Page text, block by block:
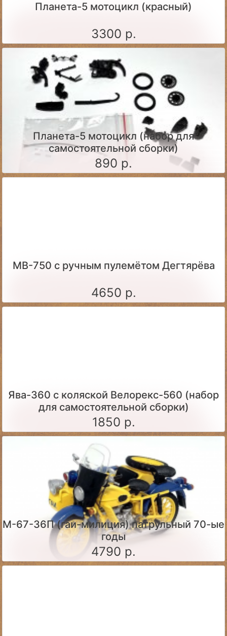
Планета-5 мотоцикл (красный)
3300 р.
Планета-5 мотоцикл (набор для
самостоятельной сборки)
890 р.
МВ-750 с ручным пулемётом Дегтярёва
4650 р.
Ява-360 c коляской Велорекс-560 (набор
для самостоятельной сборки)
1850 р.
М-67-36П (гаи-милиция) патрульный 70-ые
годы
4790 р.